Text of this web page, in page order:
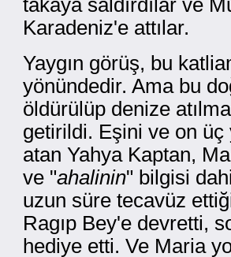
takaya saldırdılar ve
Karadeniz'e attılar.
Yaygın görüş, bu
yönündedir. Ama bu
öldürülüp denize
getirildi. Eşini ve on üç
atan Yahya Kaptan,
ve "ahalinin" bilgisi
uzun süre tecavüz
Ragıp Bey'e devretti,
hediye etti. Ve Maria